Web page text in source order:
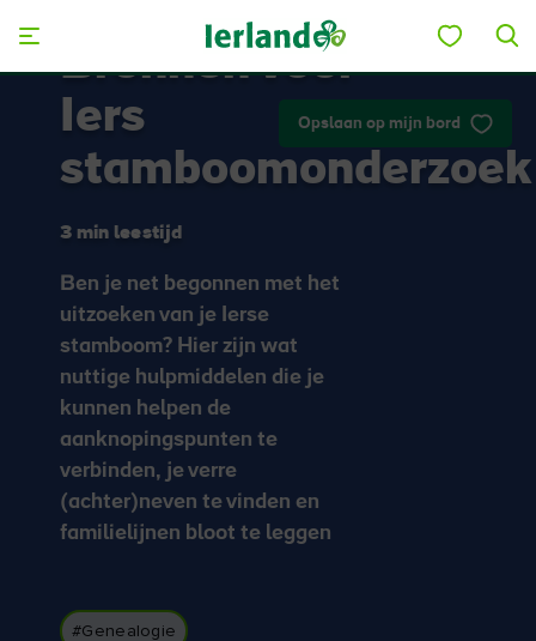
Opslaan op mijn bord
Bronnen voor
Iers
stamboomonderzoek
3 min leestijd
Ben je net begonnen met het
uitzoeken van je Ierse
stamboom? Hier zijn wat
nuttige hulpmiddelen die je
kunnen helpen de
aanknopingspunten te
verbinden, je verre
(achter)neven te vinden en
familielijnen bloot te leggen
#Genealogie